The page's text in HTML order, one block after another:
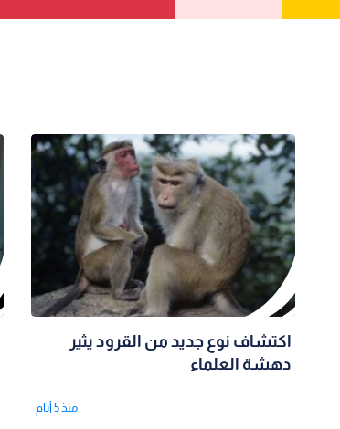
اكتشاف نوع جديد من القرود يثير
دهشة العلماء
منذ 5 أيام